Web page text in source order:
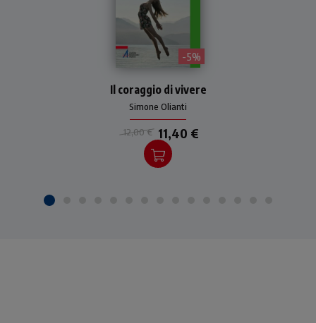
- 5%
consapevolezza e di
crescita per attraversare la
vita con coraggio e goderne.
Simone Olianti
Il coraggio di vivere
12,00 € 11,40 €